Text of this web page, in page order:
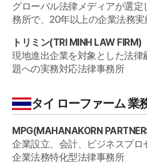
大倫
大倫の
企業法務コンサ
業務協力・法
アク
グローバル提携
AI
解決事
業務事
グローバル法律メディアが選
務所で、20年以上の企業法務実
トリミン(TRI MINH LAW FIRM)
現地進出企業を対象とした法
題への実務対応法律事務所
タイ ローファーム 業
MPG(MAHANAKORN
企業設立、会計、ビジネスプ
企業法務特化型法律事務所